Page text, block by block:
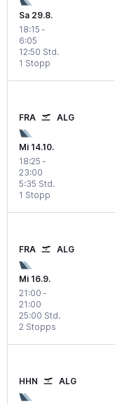
Sa 29.8.
18:15 -
6:05
1 Stopp
12:50 Std.
FRA ALG
Mi 14.10.
18:25 -
23:00
1 Stopp
5:35 Std.
FRA ALG
Mi 16.9.
21:00 -
21:00
2 Stopps
25:00 Std.
HHN ALG